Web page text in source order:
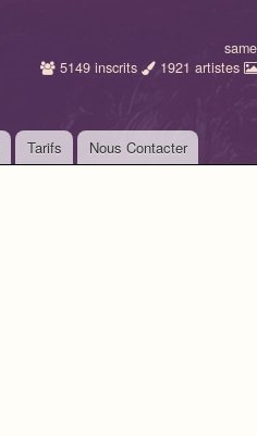
5149 inscrits 1921 artistes
Tarifs Nous Contacter